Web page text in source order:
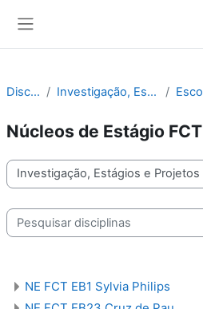
Disciplinas Investigação, Estágios e Projetos
Núcleos de Estágio FCT
Categorias de disciplinas
Pesquisar disciplinas
NE FCT EB1 Sylvia Philips